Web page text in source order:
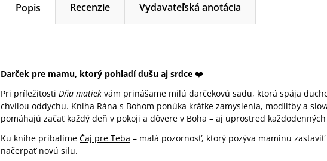
Popis Recenzie Vydavateľská anotácia
Darček pre mamu, ktorý pohladí dušu aj srdce ❤️
Pri príležitosti Dňa matiek vám prinášame milú darčekovú sadu, ktorá spája
chvíľou oddychu. Kniha Rána s Bohom ponúka krátke zamyslenia, modlitby a
pomáhajú začať každý deň v pokoji a dôvere v Boha – aj uprostred
Ku knihe pribalíme Čaj pre Teba – malá pozornosť, ktorý pozýva maminu
načerpať novú silu.